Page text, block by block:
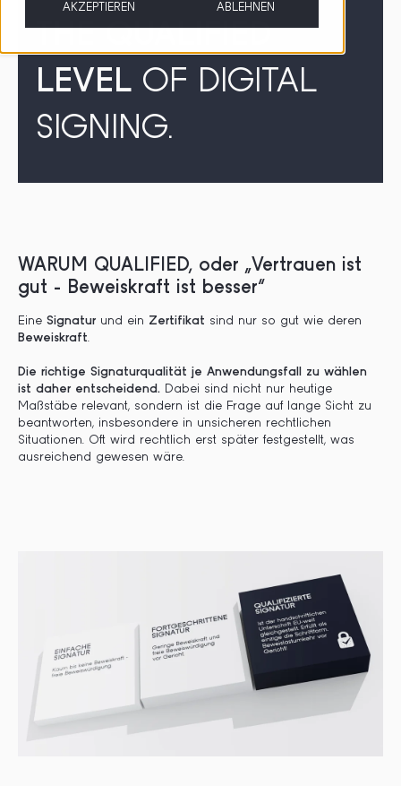
AKZEPTIEREN ABLEHNEN
THE QUALIFIED
LEVEL OF DIGITAL
SIGNING.
WARUM QUALIFIED, oder „Vertrauen ist
gut - Beweiskraft ist besser“
Eine Signatur und ein Zertifikat sind nur so gut wie deren
Beweiskraft.
Die richtige Signaturqualität je Anwendungsfall zu wählen
ist daher entscheidend. Dabei sind nicht nur heutige
Maßstäbe relevant, sondern ist die Frage auf lange Sicht zu
beantworten, insbesondere in unsicheren rechtlichen
Situationen. Oft wird rechtlich erst später festgestellt, was
ausreichend gewesen wäre.